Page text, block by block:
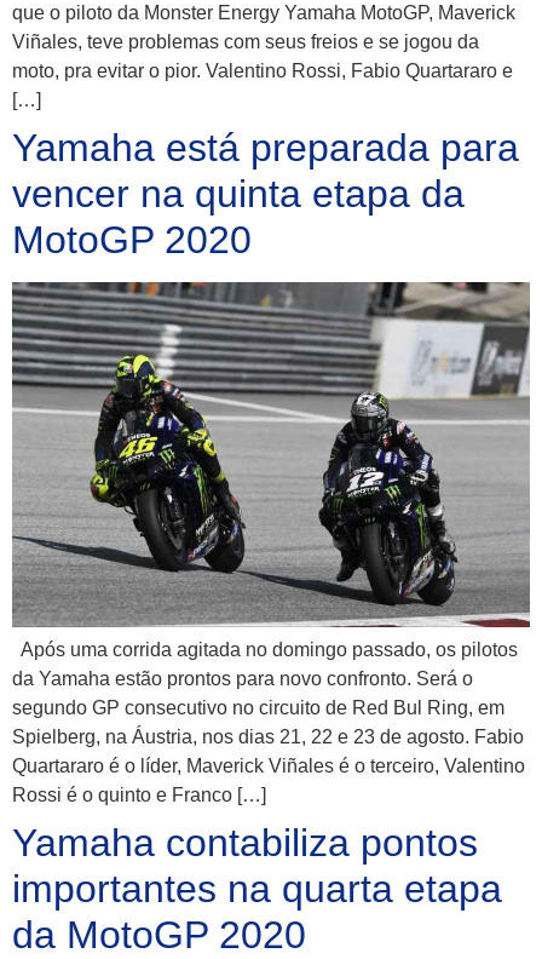
que o piloto da Monster Energy Yamaha MotoGP, Maverick
Viñales, teve problemas com seus freios e se jogou da
moto, pra evitar o pior. Valentino Rossi, Fabio Quartararo e
[…]
Yamaha está preparada para
vencer na quinta etapa da
MotoGP 2020
Após uma corrida agitada no domingo passado, os pilotos
da Yamaha estão prontos para novo confronto. Será o
segundo GP consecutivo no circuito de Red Bul Ring, em
Spielberg, na Áustria, nos dias 21, 22 e 23 de agosto. Fabio
Quartararo é o líder, Maverick Viñales é o terceiro, Valentino
Rossi é o quinto e Franco […]
Yamaha contabiliza pontos
importantes na quarta etapa
da MotoGP 2020